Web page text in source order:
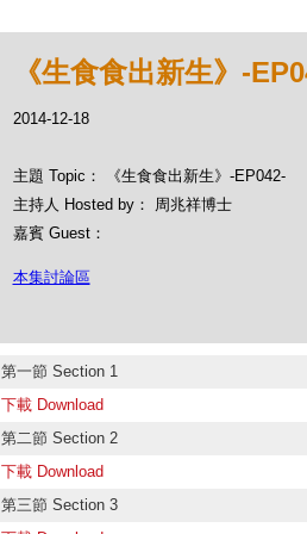
《生食食出新生》-
2014-12-18
主題 Topic： 《生食食出新生》-EP042-
主持人 Hosted by： 周兆祥博士
嘉賓 Guest：
本集討論區
第一節 Section 1
下載 Download
第二節 Section 2
下載 Download
第三節 Section 3